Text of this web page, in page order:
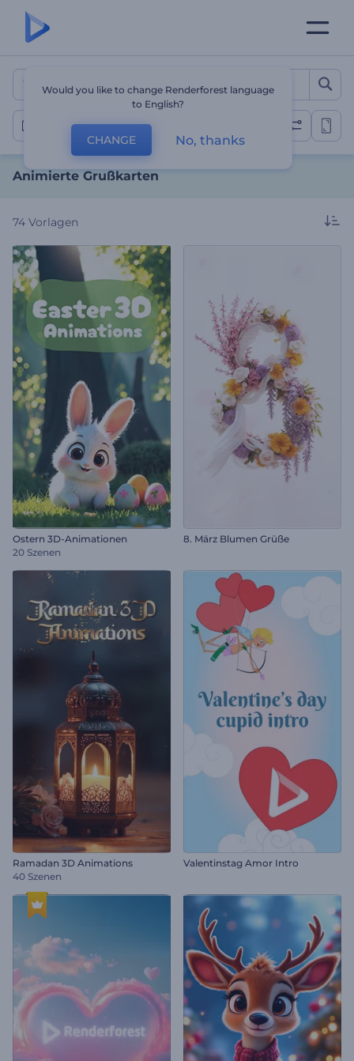
Animierte Grußkarten
Grußkarten
Animierte Grußkarten
74 Vorlagen
Ostern 3D-Animationen
20 Szenen
8. März Blumen Grüße
Ramadan 3D Animations
40 Szenen
Valentinstag Amor Intro
Would you like to change Renderforest language
to English?
CHANGE No, thanks